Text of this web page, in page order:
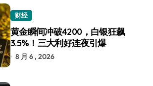
财经
黄金瞬间冲破4200，白银狂飙
3.5%！三大利好连夜引爆
8 月 6 , 2026